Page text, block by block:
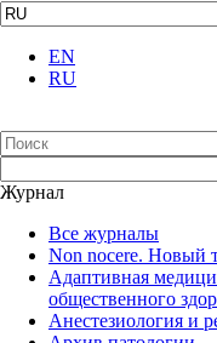
EN
RU
Журнал
Все журналы
Non nocere. Новый
Адаптивная
общественного
Анестезиология и